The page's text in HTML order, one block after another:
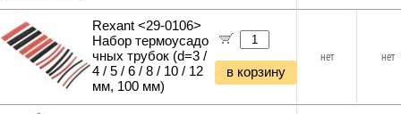
Rexant <29-0106>
Набор термоусадо
чных трубок (d=3 /
4 / 5 / 6 / 8 / 10 / 12
мм, 100 мм)
в корзину
нет нет